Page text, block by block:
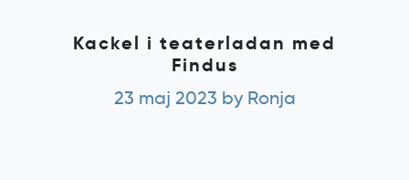
Kackel i teaterladan med
Findus
23 maj 2023 by Ronja